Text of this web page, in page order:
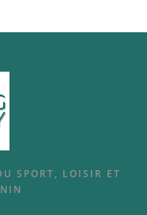
SPORT, LOISIR ET